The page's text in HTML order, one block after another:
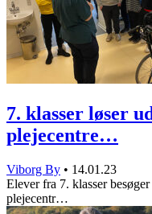
7. klasser løser
plejecentre…
Viborg By • 14.01.23
Elever fra 7. klasser
plejecentr…